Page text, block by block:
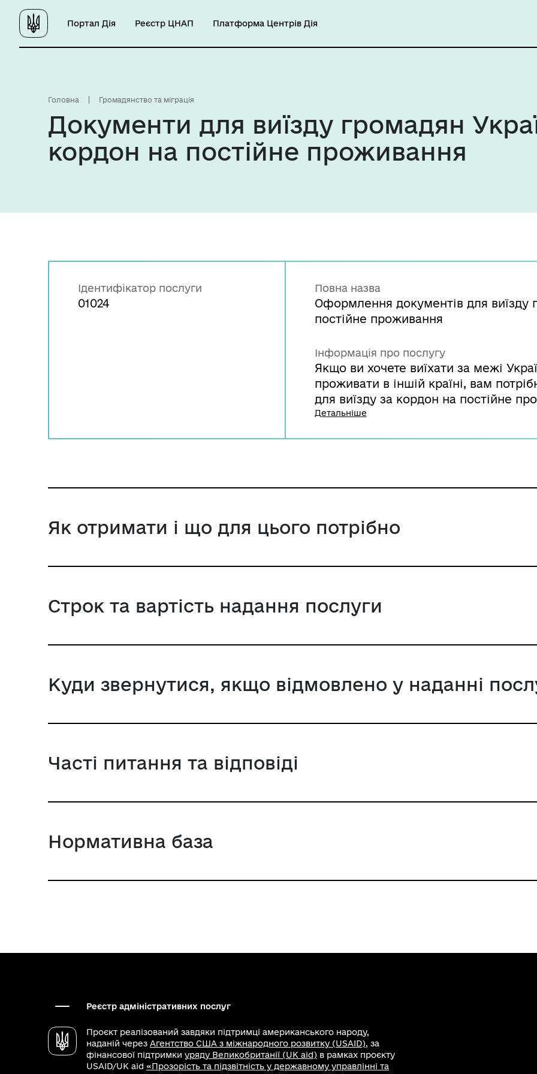
Портал Дія Реєстр ЦНАП Платформа Центрів Дія
Головна Громадянство та міграція
Документи для виїзду громадян
кордон на постійне проживання
Ідентифікатор послуги
01024
Повна назва
Оформлення документів для виїзду
постійне проживання
Інформація про послугу
Якщо ви хочете виїхати за межі
проживати в іншій країні, вам
для виїзду за кордон на постійне
звернутися до територіального
Детальніше
Як отримати і що для цього потрібно
Строк та вартість надання послуги
Куди звернутися, якщо відмовлено у наданні
Часті питання та відповіді
Нормативна база
Реєстр адміністративних послуг
Проєкт реалізований завдяки підтримці американського народу,
наданій через Агентство США з міжнародного розвитку (USAID), за
фінансової підтримки уряду Великобританії (UK aid) в рамках проєкту
USAID/UK aid «Прозорість та підзвітність у державному управлінні та